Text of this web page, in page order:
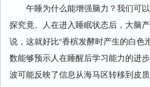
午睡为什么能增强脑力？我们可以
探究竟。人在进入睡眠状态后，大脑
说，这就好比“香槟发酵时产生的白色
数能够预示人在睡醒后学习能力的进
波可能反映了信息从海马区转移到皮